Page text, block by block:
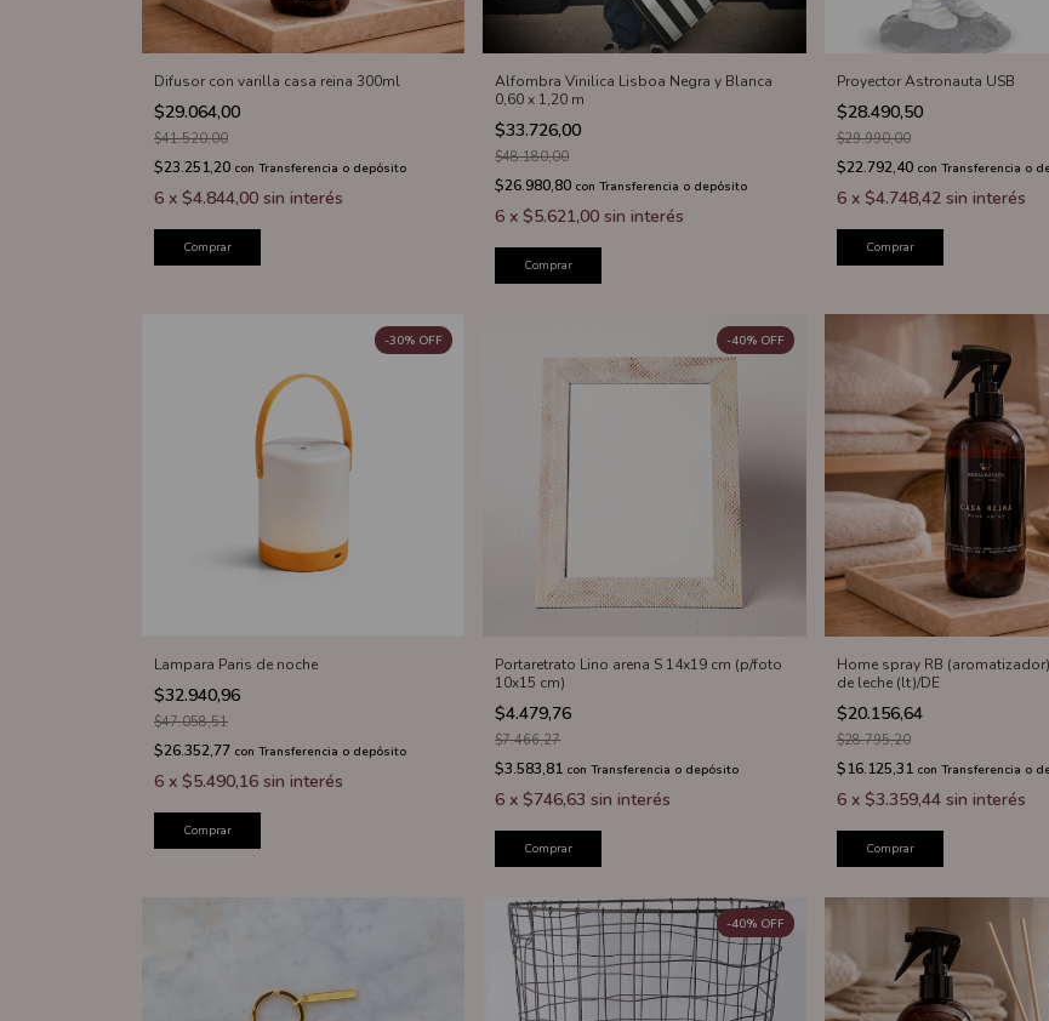
Difusor con varilla casa reina 300ml
$29.064,00
$41.520,00
$23.251,20 con Transferencia o depósito
6 x $4.844,00 sin interés
Comprar
Alfombra Vinilica Lisboa Negra y Blanca
0,60 x 1,20 m
$33.726,00
$48.180,00
$26.980,80 con Transferencia o depósito
6 x$5.621,00 sin interés
Comprar
Proyector Astronauta USB
$28.490,50
$29.990,00
$22.792,40 con Transferencia o
6 x $4.748,42 sin interés
Comprar
Lampara Paris de noche
$32.940,96
-30% OFF
$47.058,51
$26.352,77 con Transferencia o depósito
6 x $5.490,16 sin interés
Comprar
Portaretrato Lino arena S 14x19 cm (p/foto
10x15 cm)
$4.479,76
-40% OFF
$7.466,27
$3.583,81 con Transferencia o depósito
6 x$746,63 sin interés
Comprar
Home spray RB
de leche (lt)/DE
$20.156,64
$28.795,20
$16.125,31 con Transferencia o
6 x $3.359,44 sin interés
Comprar
-40% OFF